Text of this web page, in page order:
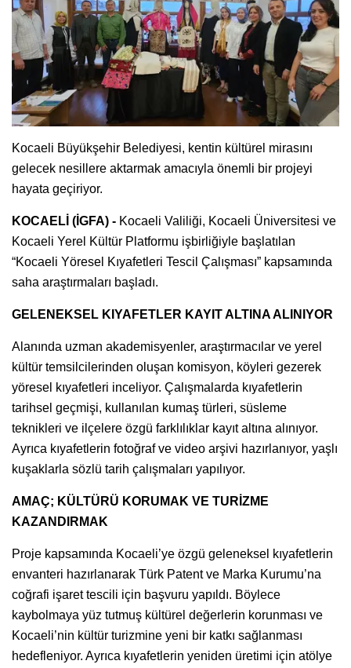
Kocaeli Büyükşehir Belediyesi, kentin kültürel mirasını
gelecek nesillere aktarmak amacıyla önemli bir projeyi
hayata geçiriyor.
KOCAELİ (İGFA) - Kocaeli Valiliği, Kocaeli Üniversitesi ve
Kocaeli Yerel Kültür Platformu işbirliğiyle başlatılan
“Kocaeli Yöresel Kıyafetleri Tescil Çalışması” kapsamında
saha araştırmaları başladı.
GELENEKSEL KIYAFETLER KAYIT ALTINA ALINIYOR
Alanında uzman akademisyenler, araştırmacılar ve yerel
kültür temsilcilerinden oluşan komisyon, köyleri gezerek
yöresel kıyafetleri inceliyor. Çalışmalarda kıyafetlerin
tarihsel geçmişi, kullanılan kumaş türleri, süsleme
teknikleri ve ilçelere özgü farklılıklar kayıt altına alınıyor.
Ayrıca kıyafetlerin fotoğraf ve video arşivi hazırlanıyor, yaşlı
kuşaklarla sözlü tarih çalışmaları yapılıyor.
AMAÇ; KÜLTÜRÜ KORUMAK VE TURİZME
KAZANDIRMAK
Proje kapsamında Kocaeli’ye özgü geleneksel kıyafetlerin
envanteri hazırlanarak Türk Patent ve Marka Kurumu’na
coğrafi işaret tescili için başvuru yapıldı. Böylece
kaybolmaya yüz tutmuş kültürel değerlerin korunması ve
Kocaeli’nin kültür turizmine yeni bir katkı sağlanması
hedefleniyor. Ayrıca kıyafetlerin yeniden üretimi için atölye